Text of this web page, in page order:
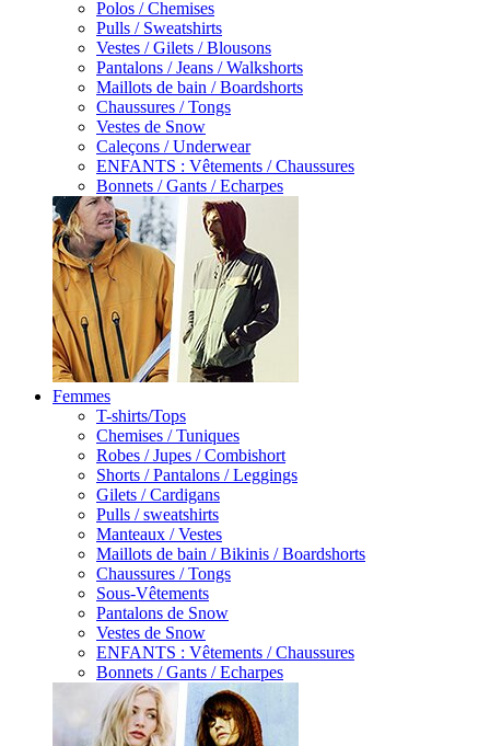
Polos / Chemises
Pulls / Sweatshirts
Vestes / Gilets / Blousons
Pantalons / Jeans / Walkshorts
Maillots de bain / Boardshorts
Chaussures / Tongs
Vestes de Snow
Caleçons / Underwear
ENFANTS : Vêtements / Chaussures
Bonnets / Gants / Echarpes
Femmes
T-shirts/Tops
Chemises / Tuniques
Robes / Jupes / Combishort
Shorts / Pantalons / Leggings
Gilets / Cardigans
Pulls / sweatshirts
Manteaux / Vestes
Maillots de bain / Bikinis / Boardshorts
Chaussures / Tongs
Sous-Vêtements
Pantalons de Snow
Vestes de Snow
ENFANTS : Vêtements / Chaussures
Bonnets / Gants / Echarpes